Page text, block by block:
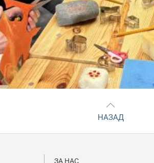
НАЗАД
ЗА НАС